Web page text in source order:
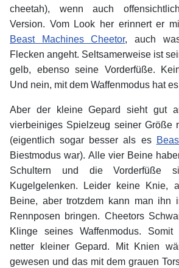
cheetah), wenn auch
Version. Vom Look her erinnert er
Beast Machines Cheetor, auch
Flecken angeht. Seltsamerweise ist
gelb, ebenso seine Vorderfüße.
Und nein, mit dem Waffenmodus hat
Aber der kleine Gepard sieht gut
vierbeiniges Spielzeug seiner Größe
(eigentlich sogar besser als es
Biestmodus war). Alle vier Beine
Schultern und die Vorderfüße
Kugelgelenken. Leider keine Knie,
Beine, aber trotzdem kann man ihn
Rennposen bringen. Cheetors
Klinge seines Waffenmodus.
netter kleiner Gepard. Mit Knien
gewesen und das mit dem grauen